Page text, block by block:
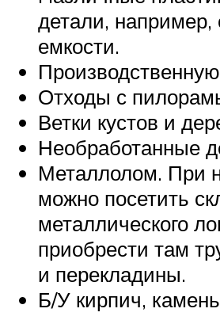
детали, например,
емкости.
Производственную
Отходы с
Ветки кустов и
Необработанные
Металлолом. При
можно посетить
металлического
приобрести там
и перекладины.
Б/У кирпич,